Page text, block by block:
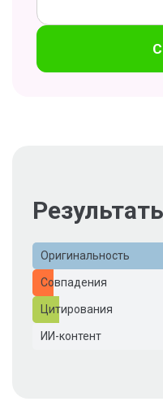
Оригинальность
Совпадения
Цитирования
ИИ-контент